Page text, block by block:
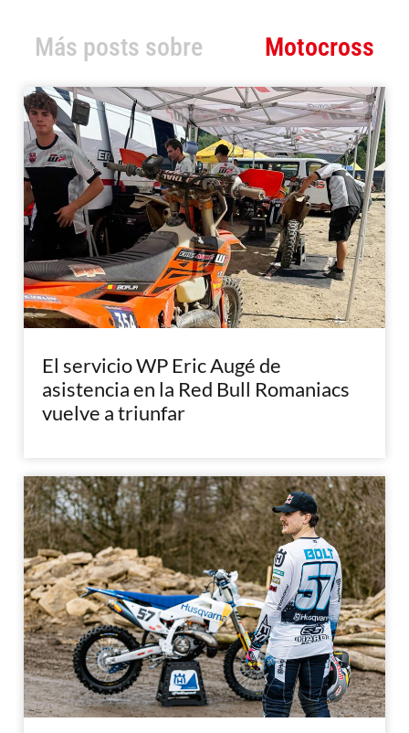
Más posts sobre Motocross
El servicio WP Eric Augé de
asistencia en la Red Bull Romaniacs
vuelve a triunfar